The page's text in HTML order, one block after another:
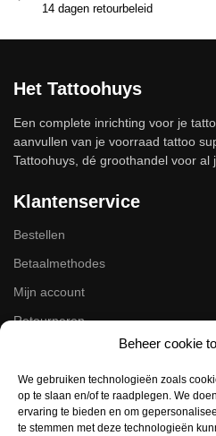
Beheer cookie
We gebruiken technologieën zoals
op te slaan en/of te raadplegen. We
ervaring te bieden en om
te stemmen met deze technologieën
14 dagen retourbeleid
Het Tattoohuys
Een complete inrichting voor je
aanvullen van je voorraad tattoo
Tattoohuys, dé groothandel voor al
Klantenservice
Bestellen
Betaalmethodes
Mijn account
Retourneren
Volg ons op de socials